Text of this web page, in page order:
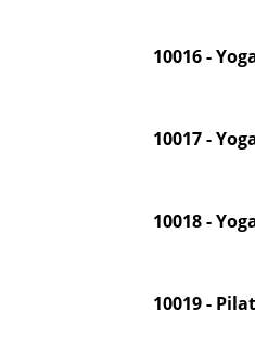
10016 -
10017 -
10018 -
10019 -